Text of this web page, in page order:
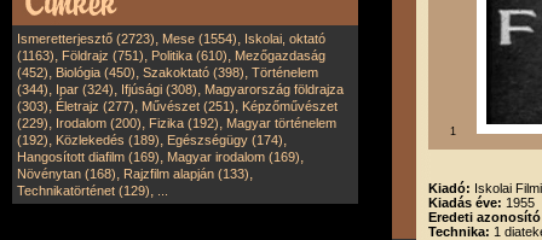
Ismeretterjesztő (2723), Mese (1554), Iskolai, oktató
(1163), Földrajz (751), Politika (610), Mezőgazdaság
(452), Biológia (450), Szakoktató (398), Történelem
(344), Ipar (324), Ifjúsági (308), Magyarország földrajza
(303), Életrajz (277), Művészet (251), Képzőművészet
(229), Irodalom (200), Fizika (192), Magyar történelem
(192), Közlekedés (189), Egészségügy (174),
Hangosított diafilm (169), Magyar irodalom (169),
Növénytan (168), Rajzfilm alapján (133),
Technikatörténet (129),
1
Kiadó: Iskolai
Kiadás éve: 1955
Eredeti
Technika: 1